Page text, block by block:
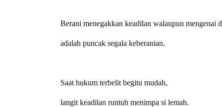
Berani menegakkan keadilan walaupun mengenai
adalah puncak segala keberanian.
Saat hukum terbelit begitu mudah,
langit keadilan runtuh menimpa si lemah.